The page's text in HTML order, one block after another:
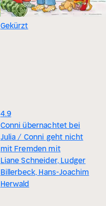
Gekürzt
4.9
Conni übernachtet bei
Julia / Conni geht nicht
mit Fremden mit
Liane Schneider, Ludger
Billerbeck, Hans-Joachim
Herwald